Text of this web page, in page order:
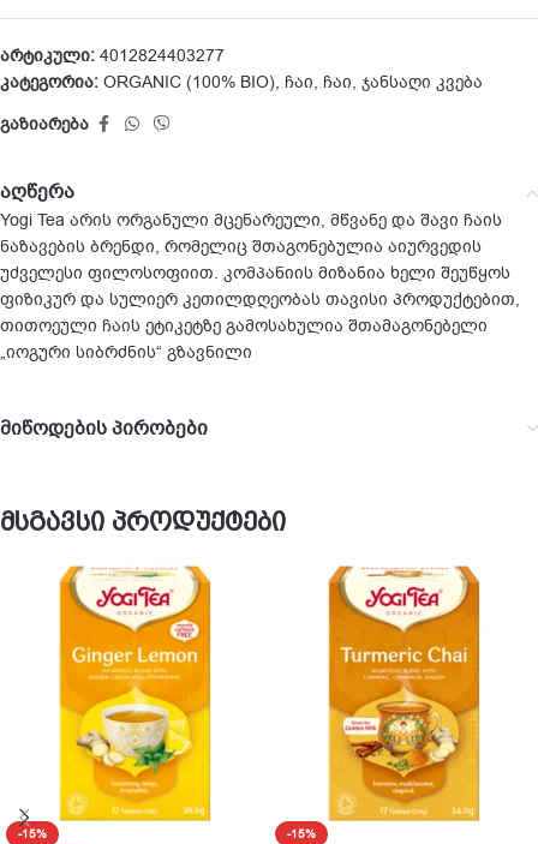
არტიკული: 4012824403277
კატეგორია: ORGANIC (100% BIO), ჩაი, ჩაი, ჯანსაღი კვება
გაზიარება
აღწერა
Yogi Tea არის ორგანული მცენარეული, მწვანე და შავი ჩაის
ნაზავების ბრენდი, რომელიც შთაგონებულია აიურვედის
უძველესი ფილოსოფიით. კომპანიის მიზანია ხელი შეუწყოს
ფიზიკურ და სულიერ კეთილდღეობას თავისი პროდუქტებით,
თითოეული ჩაის ეტიკეტზე გამოსახულია შთამაგონებელი
„იოგური სიბრძნის“ გზავნილი
მიწოდების პირობები
მსგავსი პროდუქტები
-15%
-15%